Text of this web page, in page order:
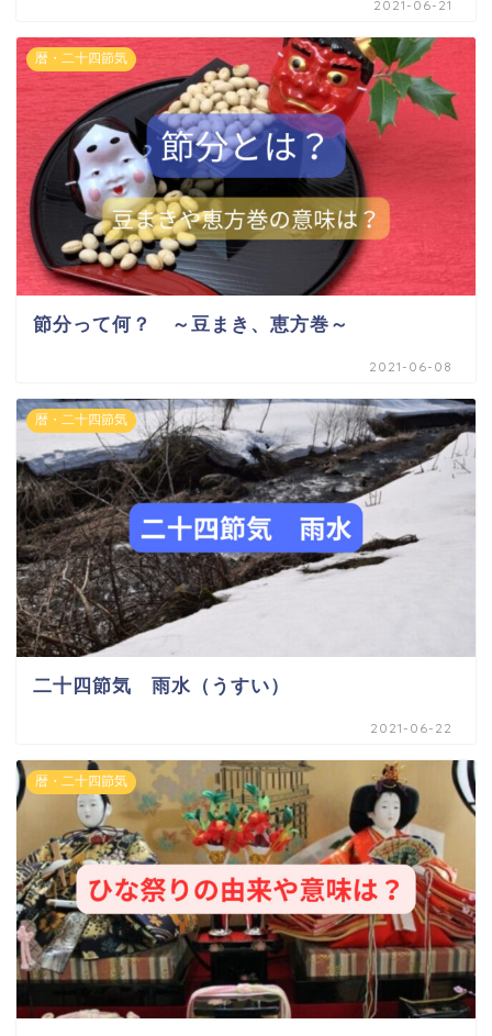
2021-06-21
暦・二十四節気
節分って何？ ～豆まき、恵方巻～
2021-06-08
暦・二十四節気
二十四節気 雨水（うすい）
2021-06-22
暦・二十四節気